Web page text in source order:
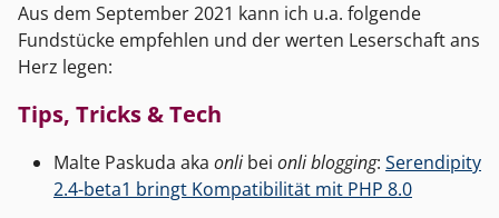
Aus dem September 2021 kann ich u.a. folgende
Fundstücke empfehlen und der werten Leserschaft ans
Herz legen:
Tips, Tricks & Tech
Malte Paskuda aka onli bei onli blogging: Serendipity
2.4-beta1 bringt Kompatibilität mit PHP 8.0